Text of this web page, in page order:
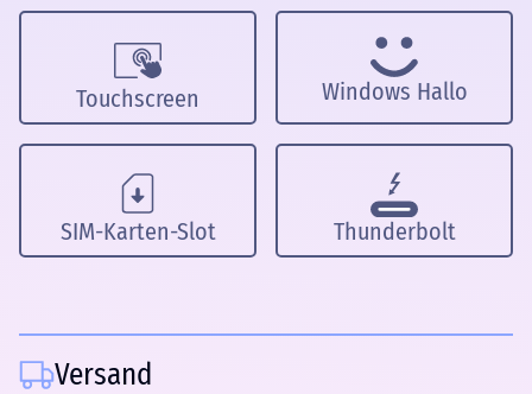
Touchscreen Windows Hallo
SIM-Karten-Slot Thunderbolt
Versand